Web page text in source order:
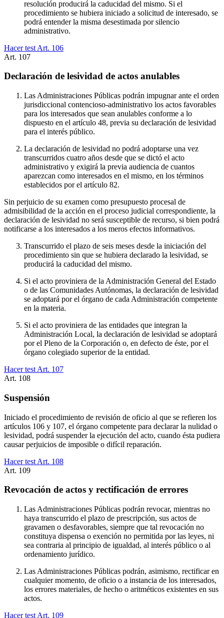
resolución producirá la caducidad del mismo. Si el
procedimiento se hubiera iniciado a solicitud de interesado, se
podrá entender la misma desestimada por silencio
administrativo.
Hacer test Art. 106
Art. 107
Declaración de lesividad de actos anulables
Las Administraciones Públicas podrán impugnar ante el orden
jurisdiccional contencioso-administrativo los actos favorables
para los interesados que sean anulables conforme a lo
dispuesto en el artículo 48, previa su declaración de lesividad
para el interés público.
La declaración de lesividad no podrá adoptarse una vez
transcurridos cuatro años desde que se dictó el acto
administrativo y exigirá la previa audiencia de cuantos
aparezcan como interesados en el mismo, en los términos
establecidos por el artículo 82.
Sin perjuicio de su examen como presupuesto procesal de
admisibilidad de la acción en el proceso judicial correspondiente, la
declaración de lesividad no será susceptible de recurso, si bien podrá
notificarse a los interesados a los meros efectos informativos.
Transcurrido el plazo de seis meses desde la iniciación del
procedimiento sin que se hubiera declarado la lesividad, se
producirá la caducidad del mismo.
Si el acto proviniera de la Administración General del Estado
o de las Comunidades Autónomas, la declaración de lesividad
se adoptará por el órgano de cada Administración competente
en la materia.
Si el acto proviniera de las entidades que integran la
Administración Local, la declaración de lesividad se adoptará
por el Pleno de la Corporación o, en defecto de éste, por el
órgano colegiado superior de la entidad.
Hacer test Art. 107
Art. 108
Suspensión
Iniciado el procedimiento de revisión de oficio al que se refieren los
artículos 106 y 107, el órgano competente para declarar la nulidad o
lesividad, podrá suspender la ejecución del acto, cuando ésta pudiera
causar perjuicios de imposible o difícil reparación.
Hacer test Art. 108
Art. 109
Revocación de actos y rectificación de errores
Las Administraciones Públicas podrán revocar, mientras no
haya transcurrido el plazo de prescripción, sus actos de
gravamen o desfavorables, siempre que tal revocación no
constituya dispensa o exención no permitida por las leyes, ni
sea contraria al principio de igualdad, al interés público o al
ordenamiento jurídico.
Las Administraciones Públicas podrán, asimismo, rectificar en
cualquier momento, de oficio o a instancia de los interesados,
los errores materiales, de hecho o aritméticos existentes en sus
actos.
Hacer test Art. 109